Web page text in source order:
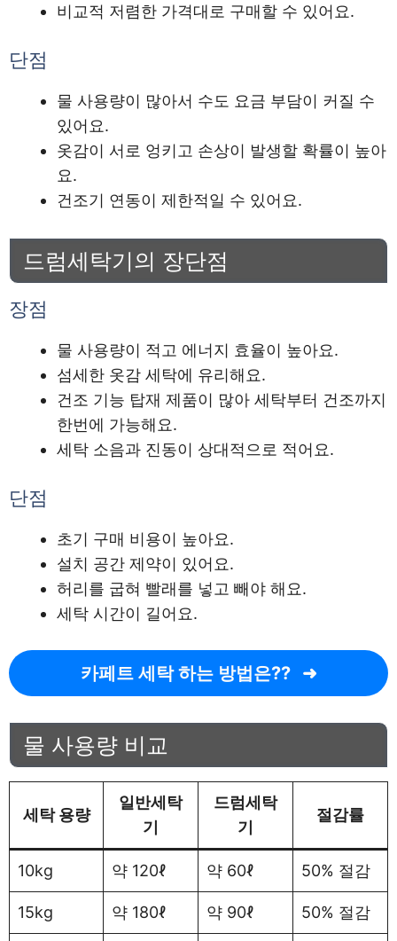
비교적 저렴한 가격대로 구매할 수 있어요.
단점
물 사용량이 많아서 수도 요금 부담이 커질 수
있어요.
옷감이 서로 엉키고 손상이 발생할 확률이 높아
요.
건조기 연동이 제한적일 수 있어요.
드럼세탁기의 장단점
장점
물 사용량이 적고 에너지 효율이 높아요.
섬세한 옷감 세탁에 유리해요.
건조 기능 탑재 제품이 많아 세탁부터 건조까지
한번에 가능해요.
세탁 소음과 진동이 상대적으로 적어요.
단점
초기 구매 비용이 높아요.
설치 공간 제약이 있어요.
허리를 굽혀 빨래를 넣고 빼야 해요.
세탁 시간이 길어요.
카페트 세탁 하는 방법은??
물 사용량 비교
세탁 용량
일반세탁
기
드럼세탁
기
절감률
10kg 약 120ℓ 약 60ℓ 50% 절감
15kg 약 180ℓ 약 90ℓ 50% 절감